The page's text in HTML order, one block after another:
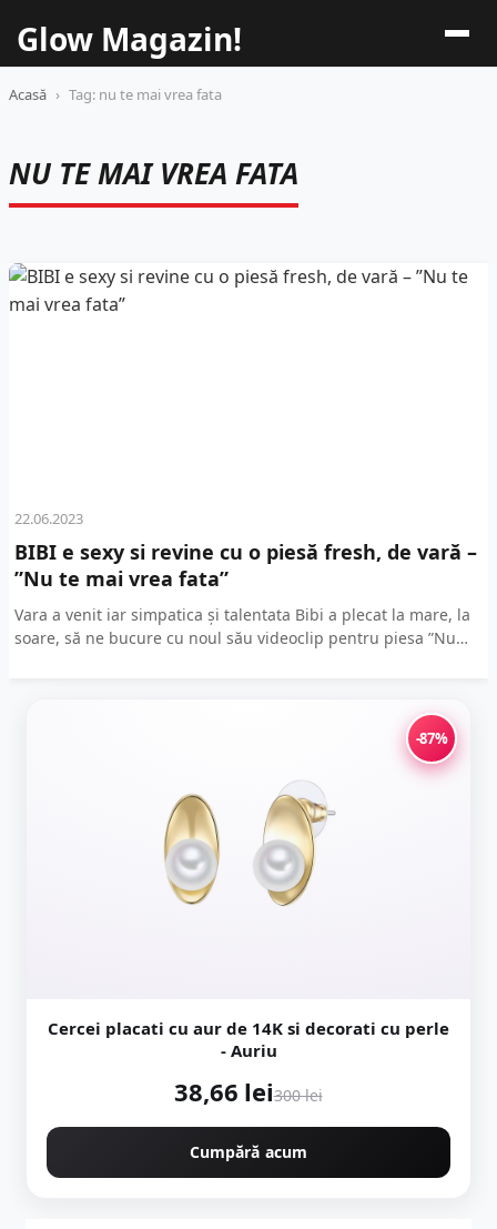
Glow Magazin!
Acasă › Tag: nu te mai vrea fata
NU TE MAI VREA FATA
22.06.2023
BIBI e sexy si revine cu o piesă fresh, de vară –
”Nu te mai vrea fata”
Vara a venit iar simpatica și talentata Bibi a plecat la mare, la
soare, să ne bucure cu noul său videoclip pentru piesa ”Nu
-87%
Cercei placati cu aur de 14K si decorati cu perle
- Auriu
38,66 lei300 lei
Cumpără acum